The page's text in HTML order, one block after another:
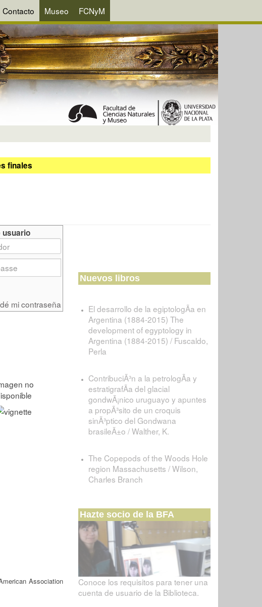
Contacto Museo FCNyM
finales
Association
usuario
mi contraseña
Nuevos libros
El desarrollo de la egiptologÃ­a en
Argentina (1884-2015) The
development of egyptology in
Argentina (1884-2015) / Fuscaldo,
Perla
ContribuciÃ³n a la petrologÃ­a y
estratigrafÃ­a del glacial
gondwÃ¡nico uruguayo y apuntes
a propÃ³sito de un croquis
sinÃ³ptico del Gondwana
brasileÃ±o / Walther, K.
The Copepods of the Woods Hole
region Massachusetts / Wilson,
Charles Branch
Hazte socio de la BFA
Conoce los requisitos para tener una
cuenta de usuario de la Biblioteca.